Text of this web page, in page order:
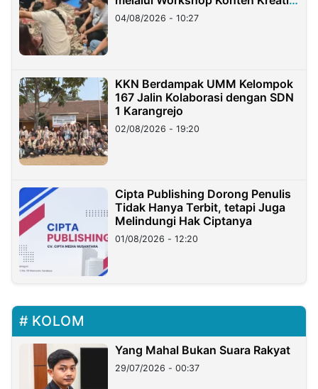
di Taiwan
04/08/2026 - 10:27
KKN Berdampak UMM Kelompok
167 Jalin Kolaborasi dengan SDN
1 Karangrejo
02/08/2026 - 19:20
Cipta Publishing Dorong Penulis
Tidak Hanya Terbit, tetapi Juga
Melindungi Hak Ciptanya
01/08/2026 - 12:20
KOLOM
Yang Mahal Bukan Suara Rakyat
29/07/2026 - 00:37